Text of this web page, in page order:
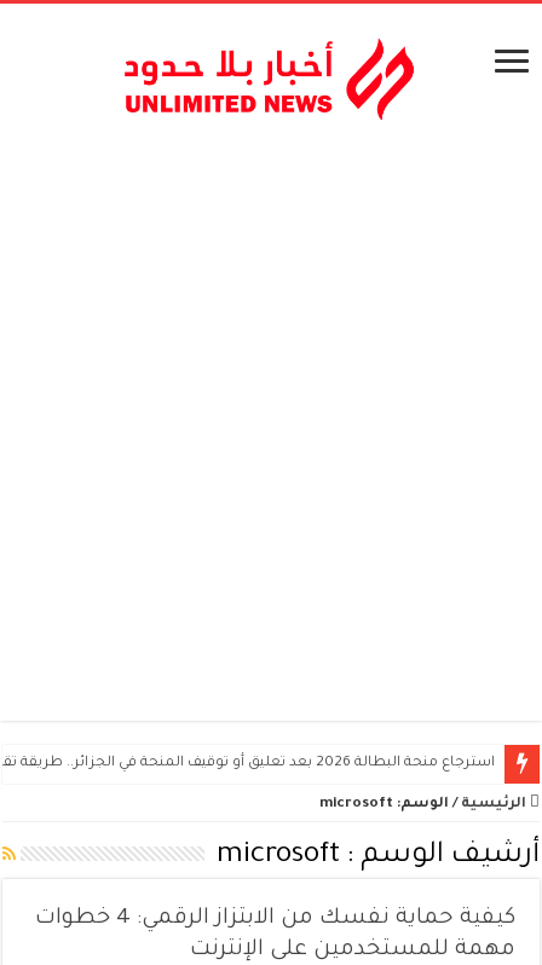
استرجاع منحة البطالة 2026 بعد تعليق أو توقيف المنحة في الجزائر.. طريقة تقديم الطعن
الرئيسية / الوسم: microsoft
أرشيف الوسم : microsoft
كيفية حماية نفسك من الابتزاز الرقمي: 4 خطوات
مهمة للمستخدمين على الإنترنت